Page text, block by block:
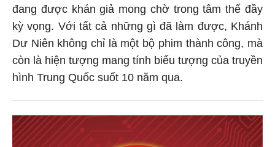
đang được khán giả mong chờ trong tâm thế đầy
kỳ vọng. Với tất cả những gì đã làm được, Khánh
Dư Niên không chỉ là một bộ phim thành công, mà
còn là hiện tượng mang tính biểu tượng của truyền
hình Trung Quốc suốt 10 năm qua.